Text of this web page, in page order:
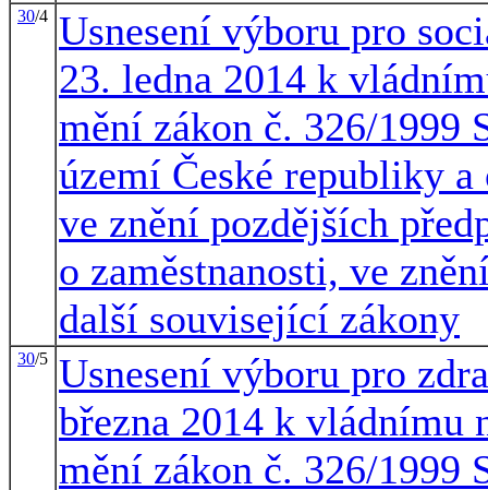
30/4 Usnesení výboru pro
23. ledna 2014 k
mění zákon č. 326/1999
území České republiky
ve znění pozdějších
o zaměstnanosti, ve
další související zákony
30/5 Usnesení výboru pro
března 2014 k vládnímu
mění zákon č. 326/1999